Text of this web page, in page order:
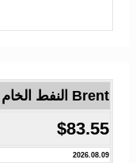
Brent النفط الخام
$83.55
2026.08.09